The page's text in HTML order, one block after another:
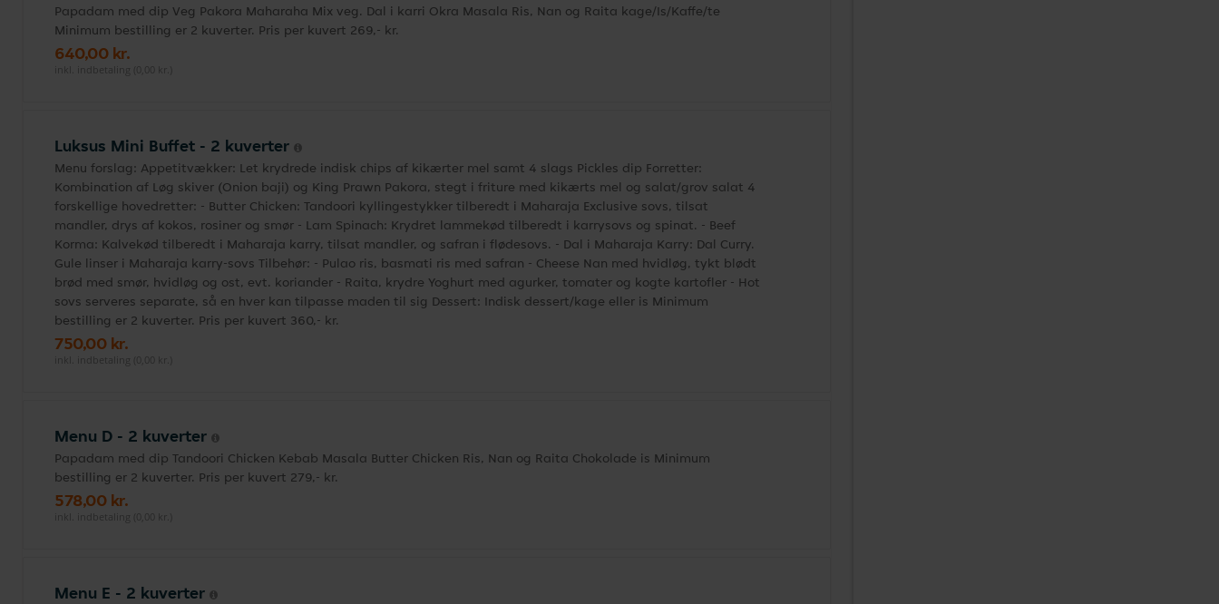
Papadam med dip Veg Pakora Maharaha Mix veg. Dal i karri Okra Masala Ris, Nan og Raita kage/Is/Kaffe/te
Minimum bestilling er 2 kuverter. Pris per kuvert 269,- kr.
640,00 kr.
inkl. indbetaling (0,00 kr.)
Luksus Mini Buffet - 2 kuverter
Menu forslag: Appetitvækker: Let krydrede indisk chips af kikærter mel samt 4 slags Pickles dip Forretter:
Kombination af Løg skiver (Onion baji) og King Prawn Pakora, stegt i friture med kikærts mel og salat/grov salat 4
forskellige hovedretter: - Butter Chicken: Tandoori kyllingestykker tilberedt i Maharaja Exclusive sovs, tilsat
mandler, drys af kokos, rosiner og smør - Lam Spinach: Krydret lammekød tilberedt i karrysovs og spinat. - Beef
Korma: Kalvekød tilberedt i Maharaja karry, tilsat mandler, og safran i flødesovs. - Dal i Maharaja Karry: Dal Curry.
Gule linser i Maharaja karry-sovs Tilbehør: - Pulao ris, basmati ris med safran - Cheese Nan med hvidløg, tykt blødt
brød med smør, hvidløg og ost, evt. koriander - Raita, krydre Yoghurt med agurker, tomater og kogte kartofler - Hot
sovs serveres separate, så en hver kan tilpasse maden til sig Dessert: Indisk dessert/kage eller is Minimum
bestilling er 2 kuverter. Pris per kuvert 360,- kr.
750,00 kr.
inkl. indbetaling (0,00 kr.)
Menu D - 2 kuverter
Papadam med dip Tandoori Chicken Kebab Masala Butter Chicken Ris, Nan og Raita Chokolade is Minimum
bestilling er 2 kuverter. Pris per kuvert 279,- kr.
578,00 kr.
inkl. indbetaling (0,00 kr.)
Menu E - 2 kuverter